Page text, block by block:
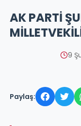
AK PARTİ
9
Paylaş: